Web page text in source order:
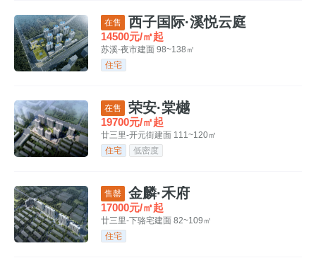
在售 西子国际·溪悦云庭
14500元/㎡起
苏溪-夜市建面 98~138㎡
住宅
在售 荣安·棠樾
19700元/㎡起
廿三里-开元街建面 111~120㎡
住宅
低密度
售罄 金麟·禾府
17000元/㎡起
廿三里-下骆宅建面 82~109㎡
住宅